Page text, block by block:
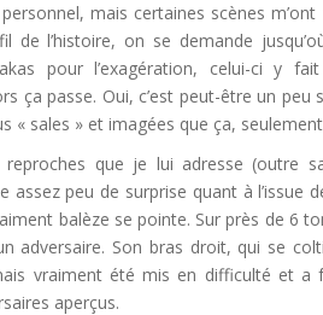
personnel, mais certaines scènes
de l’histoire, on se demande
pour l’exagération, celui-ci y
ça passe. Oui, c’est peut-être un
« sales » et imagées que ça,
que je lui adresse (outre
assez peu de surprise quant à l’issue
balèze se pointe. Sur près de 6
adversaire. Son bras droit, qui se
vraiment été mis en difficulté et
aperçus.